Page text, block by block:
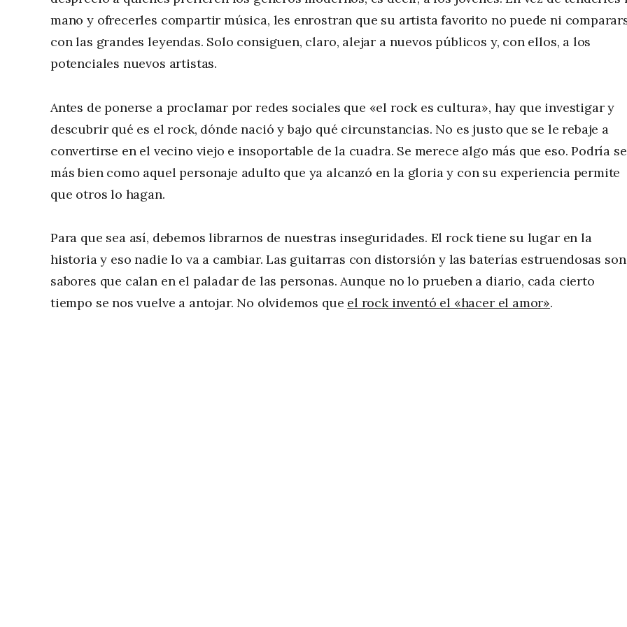
mano y ofrecerles compartir música, les enrostran que su artista favorito no puede ni
con las grandes leyendas. Solo consiguen, claro, alejar a nuevos públicos y, con ellos, a los
potenciales nuevos artistas.
Antes de ponerse a proclamar por redes sociales que «el rock es cultura», hay que investigar y
descubrir qué es el rock, dónde nació y bajo qué circunstancias. No es justo que se le rebaje a
convertirse en el vecino viejo e insoportable de la cuadra. Se merece algo más que eso. Podría
más bien como aquel personaje adulto que ya alcanzó en la gloria y con su experiencia permite
que otros lo hagan.
Para que sea así, debemos librarnos de nuestras inseguridades. El rock tiene su lugar en la
historia y eso nadie lo va a cambiar. Las guitarras con distorsión y las baterías estruendosas son
sabores que calan en el paladar de las personas. Aunque no lo prueben a diario, cada cierto
tiempo se nos vuelve a antojar. No olvidemos que el rock inventó el «hacer el amor».